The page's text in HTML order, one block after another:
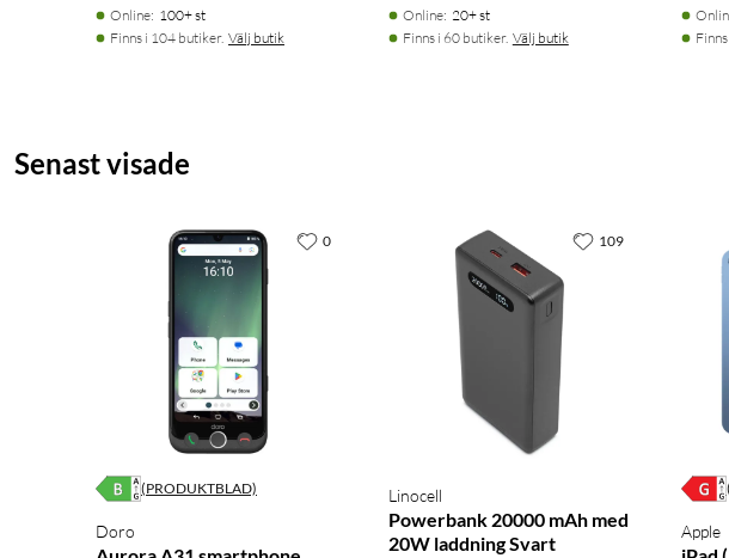
Online: 100+ st
Finns i 104 butiker. Välj butik
Online: 20+ st
Finns i 60 butiker. Välj butik
Senast visade
(PRODUKTBLAD)
Doro
0
Linocell
Powerbank 20000 mAh med
20W laddning Svart
109
Apple